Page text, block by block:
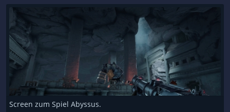
Screen zum Spiel Abyssus.